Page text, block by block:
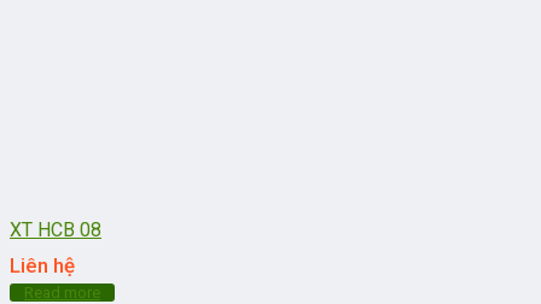
XT HCB 08
Liên hệ
Read more